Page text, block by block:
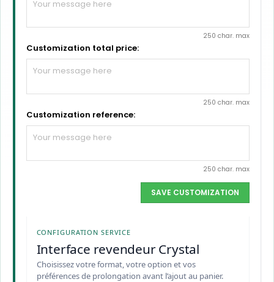
250 char. max
Customization total price:
250 char. max
Customization reference:
250 char. max
SAVE CUSTOMIZATION
CONFIGURATION SERVICE
Interface revendeur Crystal
Choisissez votre format, votre option et vos
préférences de prolongation avant l’ajout au panier.